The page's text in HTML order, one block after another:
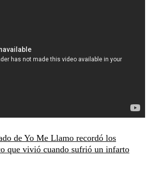
de Yo Me Llamo recordó los
que vivió cuando sufrió un infarto